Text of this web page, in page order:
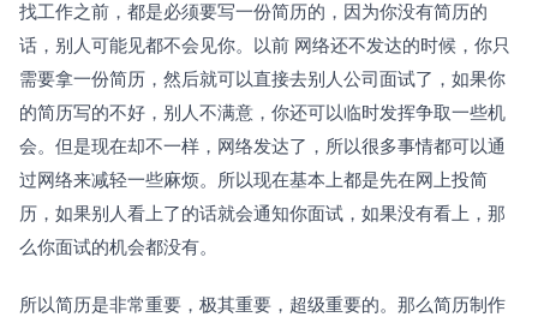
找工作之前，都是必须要写一份简历的，因为你没有简历的
话，别人可能见都不会见你。以前 网络还不发达的时候，你只
需要拿一份简历，然后就可以直接去别人公司面试了，如果你
的简历写的不好，别人不满意，你还可以临时发挥争取一些机
会。但是现在却不一样，网络发达了，所以很多事情都可以通
过网络来减轻一些麻烦。所以现在基本上都是先在网上投简
历，如果别人看上了的话就会通知你面试，如果没有看上，那
么你面试的机会都没有。
所以简历是非常重要，极其重要，超级重要的。那么简历制作